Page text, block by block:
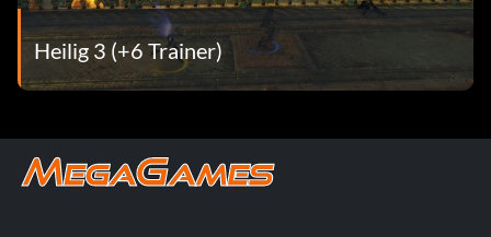
Charakter - 90
Willkommen in Ancaria - Schließe die Rang 1-Mission ab -
15
Wen wirst du anrufen? - Zerbrich die Schilde aller
Geisterkugeln und zerstöre sie in einer einzigen Phase -
Heilig 3 (+6 Trainer)